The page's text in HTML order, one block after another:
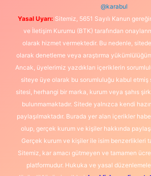
@karabul
Yasal Uyarı: Sitemiz, 5651 Sayılı Kanun
ve İletişim Kurumu (BTK) tarafından
olarak hizmet vermektedir. Bu nedenle,
olarak denetleme veya araştırma
Ancak, üyelerimiz yazdıkları içeriklerin
siteye üye olarak bu sorumluluğu kabul etmiş
sitesi, herhangi bir marka, kurum veya şahıs
bulunmamaktadır. Sitede yalnızca kendi
paylaşılmaktadır. Burada yer alan içerikler
olup, gerçek kurum ve kişiler hakkında
Gerçek kurum ve kişiler ile isim benzerlikleri
Sitemiz, kar amacı gütmeyen ve tamamen
platformudur. Hukuka ve yasal